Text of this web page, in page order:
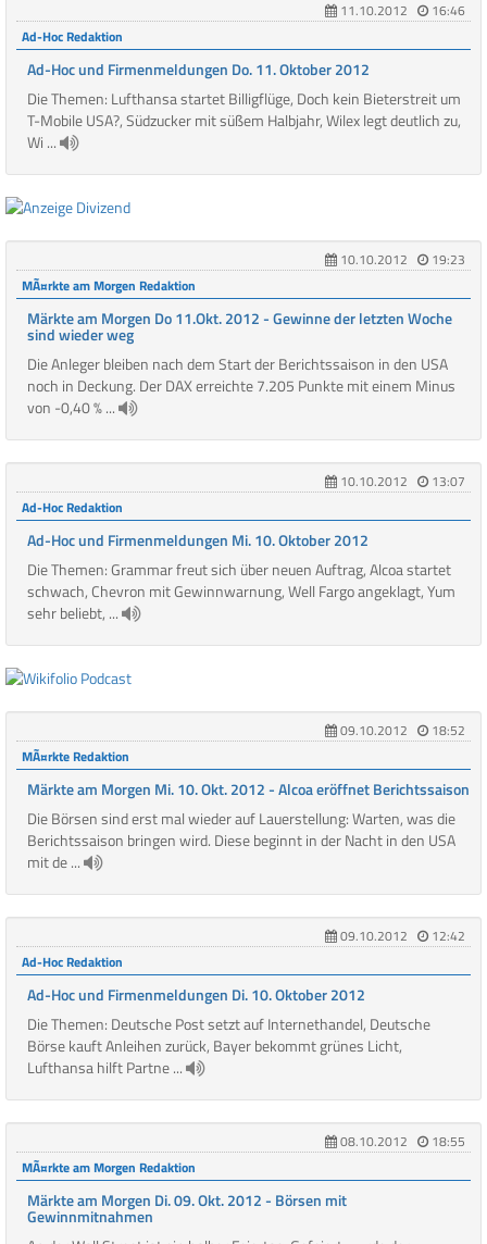
11.10.2012
16:46
Ad-Hoc Redaktion
Ad-Hoc und Firmenmeldungen Do. 11. Oktober 2012
Die Themen: Lufthansa startet Billigflüge, Doch kein Bieterstreit um
T-Mobile USA?, Südzucker mit süßem Halbjahr, Wilex legt deutlich zu,
Wi ...
10.10.2012
19:23
MÃ¤rkte am Morgen Redaktion
Märkte am Morgen Do 11.Okt. 2012 - Gewinne der letzten Woche
sind wieder weg
Die Anleger bleiben nach dem Start der Berichtssaison in den USA
noch in Deckung. Der DAX erreichte 7.205 Punkte mit einem Minus
von -0,40 % ...
10.10.2012
13:07
Ad-Hoc Redaktion
Ad-Hoc und Firmenmeldungen Mi. 10. Oktober 2012
Die Themen: Grammar freut sich über neuen Auftrag, Alcoa startet
schwach, Chevron mit Gewinnwarnung, Well Fargo angeklagt, Yum
sehr beliebt, ...
09.10.2012
18:52
MÃ¤rkte Redaktion
Märkte am Morgen Mi. 10. Okt. 2012 - Alcoa eröffnet Berichtssaison
Die Börsen sind erst mal wieder auf Lauerstellung: Warten, was die
Berichtssaison bringen wird. Diese beginnt in der Nacht in den USA
mit de ...
09.10.2012
12:42
Ad-Hoc Redaktion
Ad-Hoc und Firmenmeldungen Di. 10. Oktober 2012
Die Themen: Deutsche Post setzt auf Internethandel, Deutsche
Börse kauft Anleihen zurück, Bayer bekommt grünes Licht,
Lufthansa hilft Partne ...
08.10.2012
18:55
MÃ¤rkte am Morgen Redaktion
Märkte am Morgen Di. 09. Okt. 2012 - Börsen mit
Gewinnmitnahmen